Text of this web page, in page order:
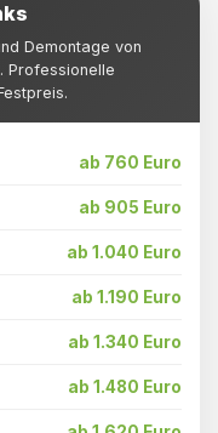
Demontage von
Professionelle
ab 760 Euro
ab 905 Euro
ab 1.040 Euro
ab 1.190 Euro
ab 1.340 Euro
ab 1.480 Euro